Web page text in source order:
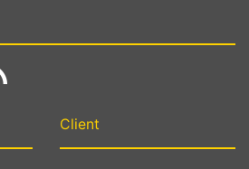
Client